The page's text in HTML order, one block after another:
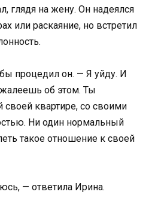
глядя на жену. Он надеялся
или раскаяние, но встретил
процедил он. — Я уйду. И
об этом. Ты
своей квартире, со своими
Ни один нормальный
такое отношение к своей
— ответила Ирина.